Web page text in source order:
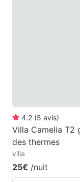
4.2 (5 avis)
Villa Camelia T2
des thermes
villa
25€ /nuit